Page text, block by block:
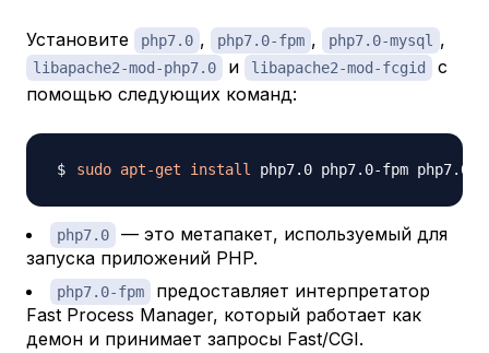
Установите php7.0 , php7.0-fpm , php7.0-mysql ,
libapache2-mod-php7.0 и libapache2-mod-fcgid
с
помощью следующих команд:
sudo apt-get install php7.0 php7.0-fpm php7.0-
php7.0
— это метапакет, используемый для
запуска приложений PHP.
php7.0-fpm
предоставляет интерпретатор
Fast Process Manager, который работает как
демон и принимает запросы Fast/CGI.